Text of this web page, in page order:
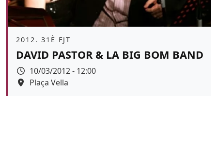
Àmbit
2012. 31È FJT
DAVID PASTOR & LA BIG BOM BAND
Data
10/03/2012 - 12:00
Espai
Plaça Vella